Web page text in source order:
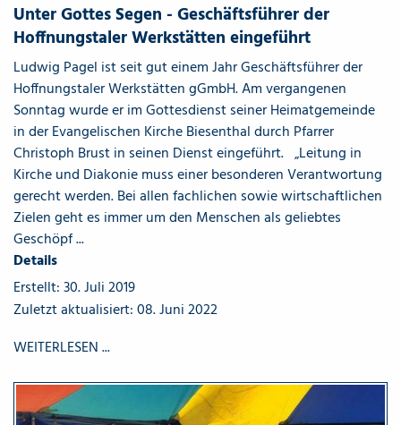
Unter Gottes Segen - Geschäftsführer der
Hoffnungstaler Werkstätten eingeführt
Ludwig Pagel ist seit gut einem Jahr Geschäftsführer der
Hoffnungstaler Werkstätten gGmbH. Am vergangenen
Sonntag wurde er im Gottesdienst seiner Heimatgemeinde
in der Evangelischen Kirche Biesenthal durch Pfarrer
Christoph Brust in seinen Dienst eingeführt. „Leitung in
Kirche und Diakonie muss einer besonderen Verantwortung
gerecht werden. Bei allen fachlichen sowie wirtschaftlichen
Zielen geht es immer um den Menschen als geliebtes
Geschöpf ...
Details
Erstellt: 30. Juli 2019
Zuletzt aktualisiert: 08. Juni 2022
WEITERLESEN ...